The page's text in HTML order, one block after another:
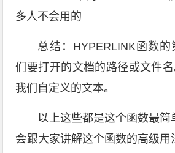
总结：HYPERLINK函数
们要打开的文档的路径或文件
我们自定义的文本。
以上这些都是这个函数最简
会跟大家讲解这个函数的高级用